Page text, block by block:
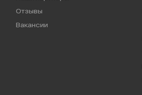
Отзывы
Вакансии